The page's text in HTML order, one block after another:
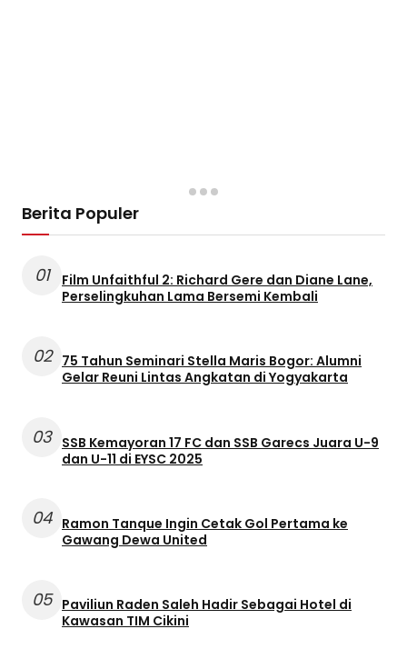
Berita Populer
01
Film Unfaithful 2: Richard Gere dan Diane Lane,
Perselingkuhan Lama Bersemi Kembali
02
75 Tahun Seminari Stella Maris Bogor: Alumni
Gelar Reuni Lintas Angkatan di Yogyakarta
03 SSB Kemayoran 17 FC dan SSB Garecs Juara U-9
dan U-11 di EYSC 2025
04 Ramon Tanque Ingin Cetak Gol Pertama ke
Gawang Dewa United
05 Paviliun Raden Saleh Hadir Sebagai Hotel di
Kawasan TIM Cikini